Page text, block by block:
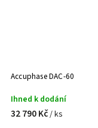
Accuphase DAC-60
Ihned k dodání
32 790 Kč/ ks